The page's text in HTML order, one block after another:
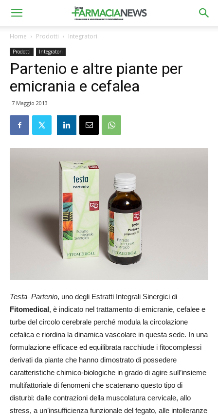
Home Prodotti Integratori
Prodotti Integratori
Partenio e altre piante per
emicrania e cefalea
7 Maggio 2013
Testa–Partenio, uno degli Estratti Integrali Sinergici di
Fitomedical, è indicato nel trattamento di emicranie, cefalee e
turbe del circolo cerebrale perché modula la circolazione
cefalica e riordina la dinamica vascolare in questa sede. In una
formulazione efficace ed equilibrata racchiude i fitocomplessi
derivati da piante che hanno dimostrato di possedere
caratteristiche chimico-biologiche in grado di agire sull’insieme
multifattoriale di fenomeni che scatenano questo tipo di
disturbi: dalle contrazioni della muscolatura cervicale, allo
stress, a un’insufficienza funzionale del fegato, alle intolleranze